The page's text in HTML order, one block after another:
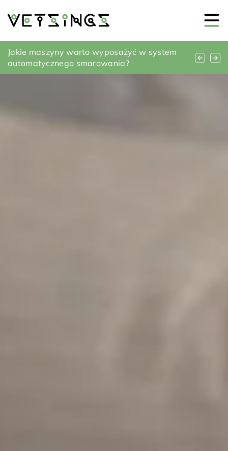
Jakie oświetlenie najlepiej podkreśli walory
twojego ogrodu?
Jakie maszyny warto wyposażyć w system
automatycznego smarowania?
Innowacyjne materiały i surowce w przemyśle